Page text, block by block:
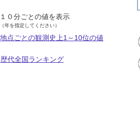
１０分ごとの値を表示
（年を指定してください）
地点ごとの観測史上1～10位の値
歴代全国ランキング